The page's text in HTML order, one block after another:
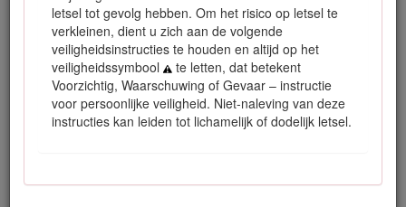
letsel tot gevolg hebben. Om het risico op letsel te
verkleinen, dient u zich aan de volgende
veiligheidsinstructies te houden en altijd op het
veiligheidssymbool
te letten, dat betekent
Voorzichtig, Waarschuwing of Gevaar – instructie
voor persoonlijke veiligheid. Niet-naleving van deze
instructies kan leiden tot lichamelijk of dodelijk letsel.
Figuur 1
Deze handleiding wijst u op mogelijke gevaren en bevat